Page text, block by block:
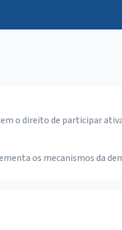
o direito de participar
os mecanismos da